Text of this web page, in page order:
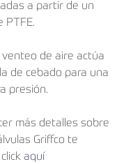
a partir de un
PTFE.
venteo de aire actúa
de cebado para una
presión.
más detalles sobre
Griffco te
aquí